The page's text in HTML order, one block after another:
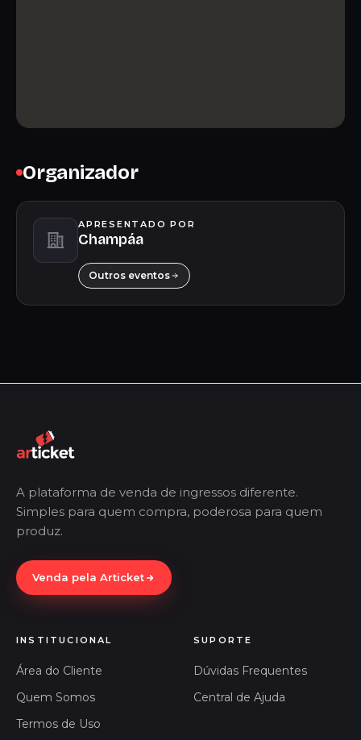
Organizador
APRESENTADO POR
Champáa
Outros eventos
A plataforma de venda de ingressos diferente.
Simples para quem compra, poderosa para quem
produz.
Venda pela Articket
INSTITUCIONAL
Área do Cliente
Quem Somos
Termos de Uso
SUPORTE
Dúvidas Frequentes
Central de Ajuda